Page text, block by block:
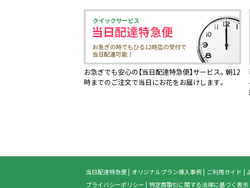
お急ぎでも安心の【当日配達特急便】サービス。朝12
時までのご注文で当日にお花をお届けします。
当日配達特急便 オリジナルプラン導入事例 ご利用ガイド
プライバシーポリシー
特定商取引に関する法律に基づく表示